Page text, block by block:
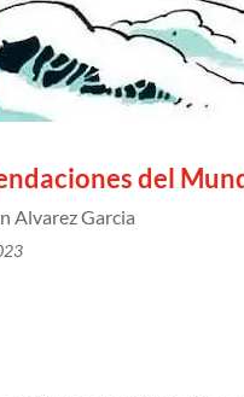
del
Alvarez Garcia